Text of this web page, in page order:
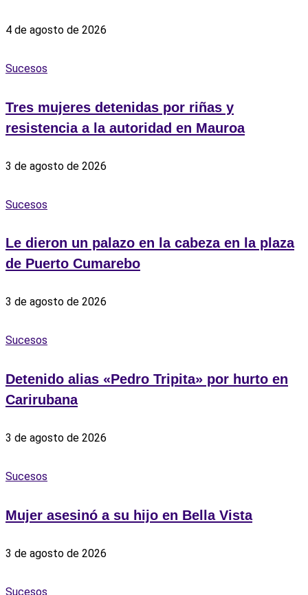
4 de agosto de 2026
Sucesos
Tres mujeres detenidas por riñas y
resistencia a la autoridad en Mauroa
3 de agosto de 2026
Sucesos
Le dieron un palazo en la cabeza en la plaza
de Puerto Cumarebo
3 de agosto de 2026
Sucesos
Detenido alias «Pedro Tripita» por hurto en
Carirubana
3 de agosto de 2026
Sucesos
‎Mujer asesinó a su hijo en Bella Vista
3 de agosto de 2026
Sucesos